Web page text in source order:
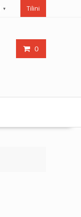
▼ Tilini
0